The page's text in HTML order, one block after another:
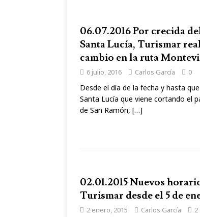
06.07.2016 Por crecida
Santa Lucía, Turismar
cambio en la ruta
6 julio, 2016 Carlos García 0
Desde el día de la fecha y hasta
Santa Lucía que viene cortando el
de San Ramón, […]
02.01.2015 Nuevos
Turismar desde el 5 de
2 enero, 2015 Carlos García 2